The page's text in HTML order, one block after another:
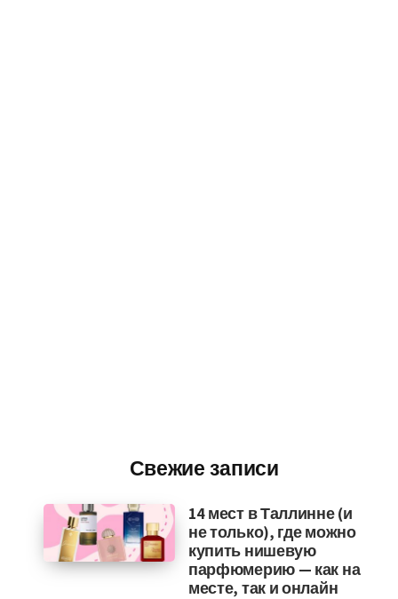
Свежие записи
14 мест в Таллинне (и
не только), где можно
купить нишевую
парфюмерию — как на
месте, так и онлайн